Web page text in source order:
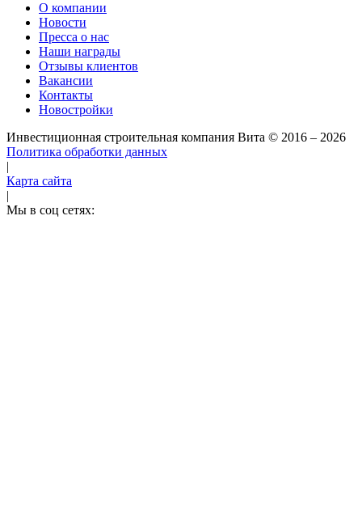
О компании
Новости
Пресса о нас
Наши награды
Отзывы клиентов
Вакансии
Контакты
Новостройки
Инвестиционная строительная компания Вита © 2016 – 2026
Политика обработки данных
|
Карта сайта
|
Мы в соц сетях: